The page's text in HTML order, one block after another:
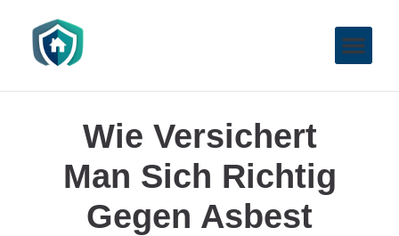
Wie Versichert
Man Sich Richtig
Gegen Asbest